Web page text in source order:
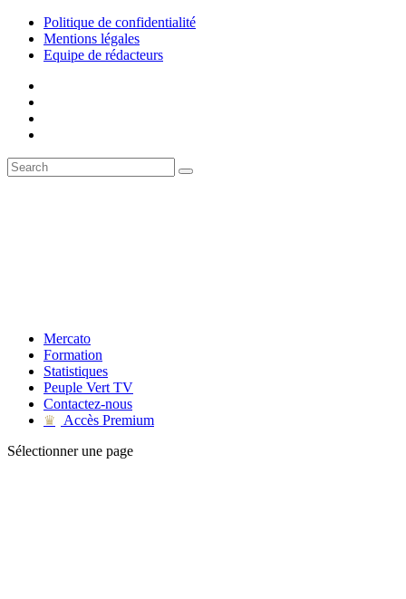
Politique de confidentialité
Mentions légales
Equipe de rédacteurs
Mercato
Formation
Statistiques
Peuple Vert TV
Contactez-nous
♛
Accès Premium
Sélectionner une page